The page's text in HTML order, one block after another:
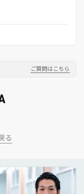
ご質問はこちら
る